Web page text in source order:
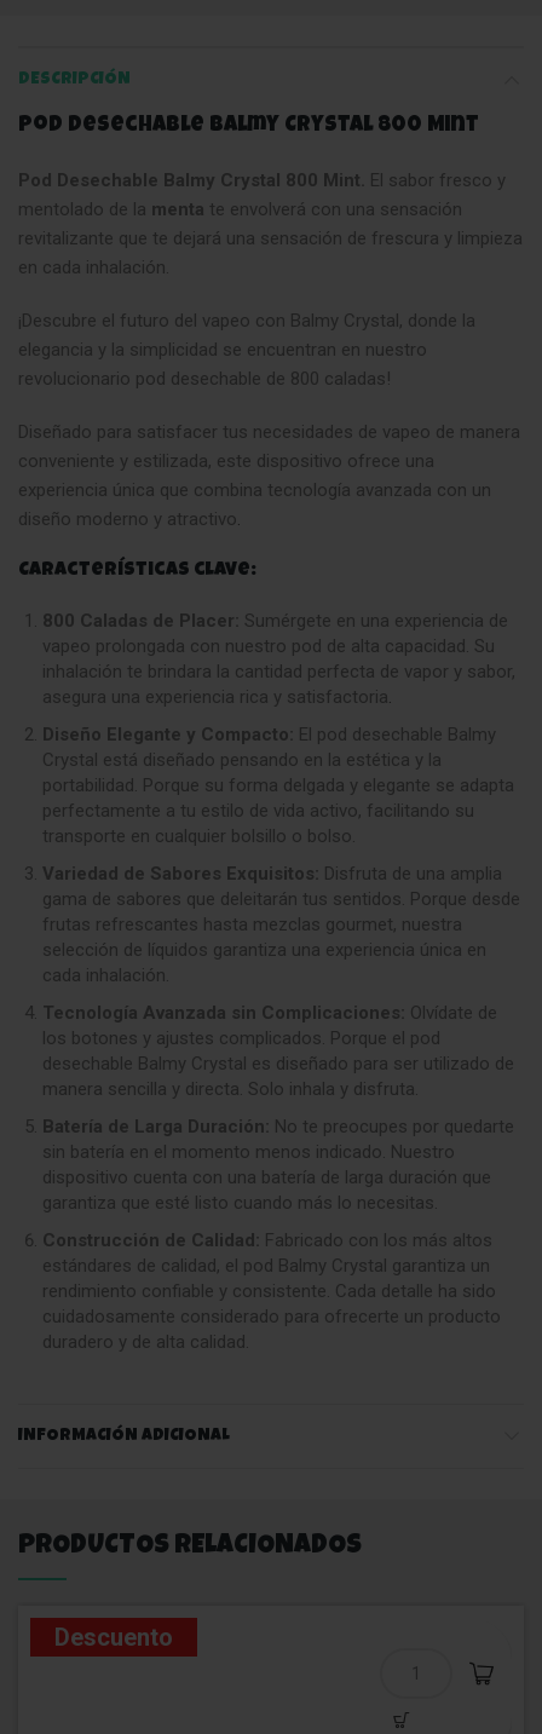
DESCRIPCIÓN
Pod Desechable Balmy Crystal 800 Mint
Pod Desechable Balmy Crystal 800 Mint.
El sabor fresco y
mentolado de la menta te envolverá con una sensación
revitalizante que te dejará una sensación de frescura y limpieza
en cada inhalación.
¡Descubre el futuro del vapeo con Balmy Crystal, donde la
elegancia y la simplicidad se encuentran en nuestro
revolucionario pod desechable de 800 caladas!
Diseñado para satisfacer tus necesidades de vapeo de manera
conveniente y estilizada, este dispositivo ofrece una
experiencia única que combina tecnología avanzada con un
diseño moderno y atractivo.
Características clave:
800 Caladas de Placer: Sumérgete en una experiencia de
vapeo prolongada con nuestro pod de alta capacidad. Su
inhalación te brindara la cantidad perfecta de vapor y sabor,
asegura una experiencia rica y satisfactoria.
Diseño Elegante y Compacto:
El pod desechable Balmy
Crystal está diseñado pensando en la estética y la
portabilidad. Porque su forma delgada y elegante se adapta
perfectamente a tu estilo de vida activo, facilitando su
transporte en cualquier bolsillo o bolso.
Variedad de Sabores Exquisitos:
Disfruta de una amplia
gama de sabores que deleitarán tus sentidos. Porque desde
frutas refrescantes hasta mezclas gourmet, nuestra
selección de líquidos garantiza una experiencia única en
cada inhalación.
Tecnología Avanzada sin Complicaciones: Olvídate de
los botones y ajustes complicados. Porque el pod
desechable Balmy Crystal es diseñado para ser utilizado de
manera sencilla y directa. Solo inhala y disfruta.
Batería de Larga Duración:
No te preocupes por quedarte
sin batería en el momento menos indicado. Nuestro
dispositivo cuenta con una batería de larga duración que
garantiza que esté listo cuando más lo necesitas.
Construcción de Calidad:
Fabricado con los más altos
estándares de calidad, el pod Balmy Crystal garantiza un
rendimiento confiable y consistente. Cada detalle ha sido
cuidadosamente considerado para ofrecerte un producto
duradero y de alta calidad.
INFORMACIÓN ADICIONAL
PRODUCTOS RELACIONADOS
Descuento